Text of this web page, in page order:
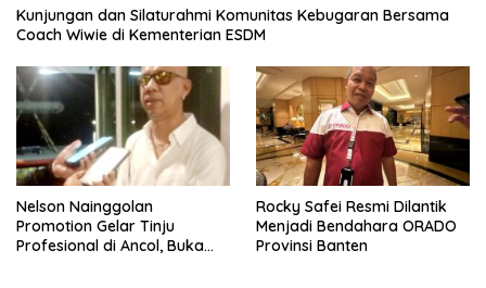
Kunjungan dan Silaturahmi Komunitas Kebugaran Bersama
Coach Wiwie di Kementerian ESDM
Nelson Nainggolan
Promotion Gelar Tinju
Profesional di Ancol, Buka
Rocky Safei Resmi Dilantik
Menjadi Bendahara ORADO
Provinsi Banten